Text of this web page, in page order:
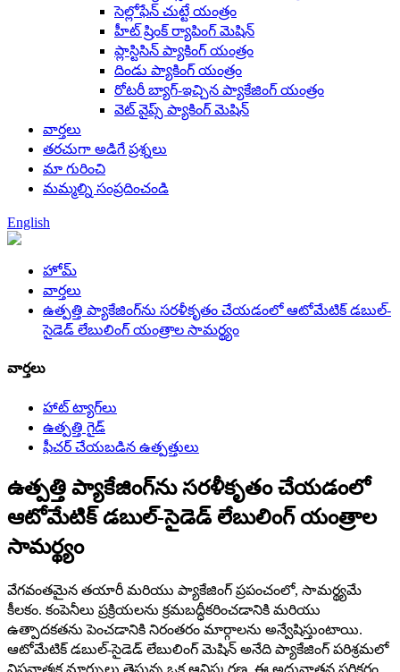
సెల్లోఫేన్ చుట్టే యంత్రం
హీట్ ష్రింక్ ర్యాపింగ్ మెషిన్
ప్లాస్టిసిన్ ప్యాకింగ్ యంత్రం
దిండు ప్యాకింగ్ యంత్రం
రోటరీ బ్యాగ్-ఇచ్చిన ప్యాకేజింగ్ యంత్రం
వెట్ వైప్స్ ప్యాకింగ్ మెషిన్
వార్తలు
తరచుగా అడిగే ప్రశ్నలు
మా గురించి
మమ్మల్ని సంప్రదించండి
English
హోమ్
వార్తలు
ఉత్పత్తి ప్యాకేజింగ్‌ను సరళీకృతం చేయడంలో ఆటోమేటిక్ డబుల్-
సైడెడ్ లేబులింగ్ యంత్రాల సామర్థ్యం
వార్తలు
హాట్ ట్యాగ్‌లు
ఉత్పత్తి గైడ్
ఫీచర్ చేయబడిన ఉత్పత్తులు
ఉత్పత్తి ప్యాకేజింగ్‌ను సరళీకృతం చేయడంలో
ఆటోమేటిక్ డబుల్-సైడెడ్ లేబులింగ్ యంత్రాల
సామర్థ్యం
వేగవంతమైన తయారీ మరియు ప్యాకేజింగ్ ప్రపంచంలో, సామర్థ్యమే
కీలకం. కంపెనీలు ప్రక్రియలను క్రమబద్ధీకరించడానికి మరియు
ఉత్పాదకతను పెంచడానికి నిరంతరం మార్గాలను అన్వేషిస్తుంటాయి.
ఆటోమేటిక్ డబుల్-సైడెడ్ లేబులింగ్ మెషిన్ అనేది ప్యాకేజింగ్ పరిశ్రమలో